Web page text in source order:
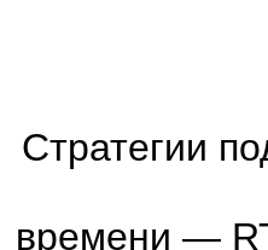
Стратегии
времени —